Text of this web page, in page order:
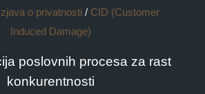
o privatnosti / CID (Customer
Induced Damage)
poslovnih procesa za rast
konkurentnosti